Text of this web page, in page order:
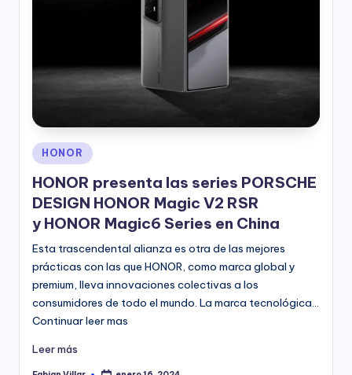
Publicado
en
HONOR
HONOR presenta las series PORSCHE
DESIGN HONOR Magic V2 RSR
y HONOR Magic6 Series en China
Esta trascendental alianza es otra de las mejores
prácticas con las que HONOR, como marca global y
premium, lleva innovaciones colectivas a los
consumidores de todo el mundo. La marca tecnológica…
Continuar leer mas
Leer más